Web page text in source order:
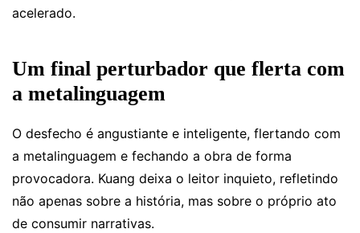
acelerado.
Um final perturbador que flerta com
a metalinguagem
O desfecho é angustiante e inteligente, flertando com
a metalinguagem e fechando a obra de forma
provocadora. Kuang deixa o leitor inquieto, refletindo
não apenas sobre a história, mas sobre o próprio ato
de consumir narrativas.